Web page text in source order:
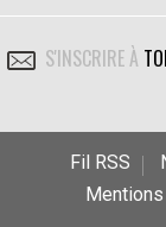
S'INSCRIRE À
Fil RSS